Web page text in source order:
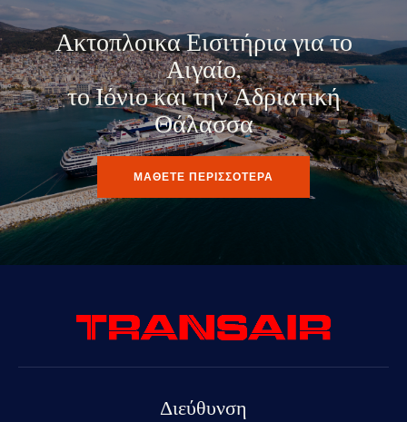
Ακτοπλοικα Εισιτήρια για το
Αιγαίο,
το Ιόνιο και την Αδριατική
Θάλασσα
ΜΑΘΕΤΕ ΠΕΡΙΣΣΟΤΕΡΑ
Διεύθυνση